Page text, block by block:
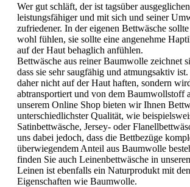
Wer gut schläft, der ist tagsüber
leistungsfähiger und mit sich und seiner
zufriedener. In der eigenen Bettwäsche
wohl fühlen, sie sollte eine angenehme
auf der Haut behaglich anfühlen.
Bettwäsche aus reiner Baumwolle zeichnet
dass sie sehr saugfähig und atmungsaktiv
daher nicht auf der Haut haften, sondern
abtransportiert und von dem Baumwollstoff
unserem Online Shop bieten wir Ihnen
unterschiedlichster Qualität, wie
Satinbettwäsche, Jersey- oder
uns dabei jedoch, dass die Bettbezüge
überwiegendem Anteil aus Baumwolle
finden Sie auch Leinenbettwäsche in
Leinen ist ebenfalls ein Naturprodukt mit
Eigenschaften wie Baumwolle.